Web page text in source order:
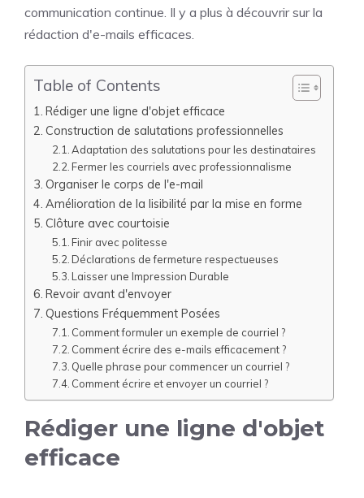
communication continue. Il y a plus à découvrir sur la
rédaction d'e-mails efficaces.
Table of Contents
Rédiger une ligne d'objet efficace
Construction de salutations professionnelles
Adaptation des salutations pour les destinataires
Fermer les courriels avec professionnalisme
Organiser le corps de l'e-mail
Amélioration de la lisibilité par la mise en forme
Clôture avec courtoisie
Finir avec politesse
Déclarations de fermeture respectueuses
Laisser une Impression Durable
Revoir avant d'envoyer
Questions Fréquemment Posées
Comment formuler un exemple de courriel ?
Comment écrire des e-mails efficacement ?
Quelle phrase pour commencer un courriel ?
Comment écrire et envoyer un courriel ?
Rédiger une ligne d'objet
efficace